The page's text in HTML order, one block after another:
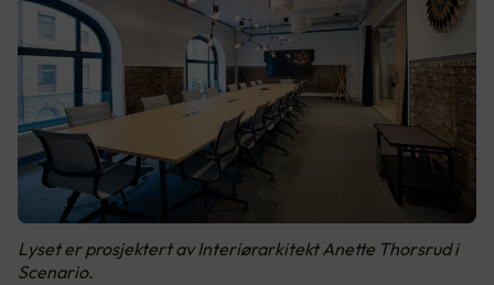
Lyset er prosjektert av Interiørarkitekt Anette Thorsrud i
Scenario.